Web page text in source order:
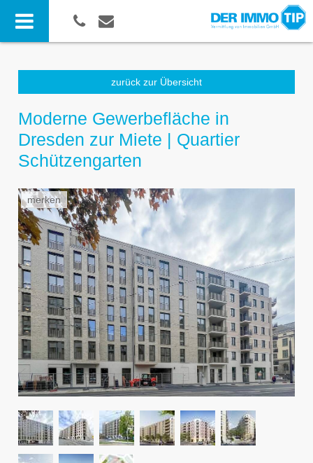
zurück zur Übersicht
Moderne Gewerbefläche in
Dresden zur Miete | Quartier
Schützengarten
merken